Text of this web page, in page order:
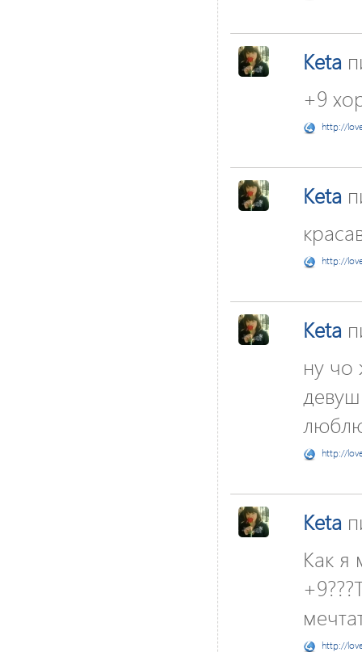
Keta
+9
http://
Keta
http://
Keta
ну чо
http://
Keta
Как я
http://